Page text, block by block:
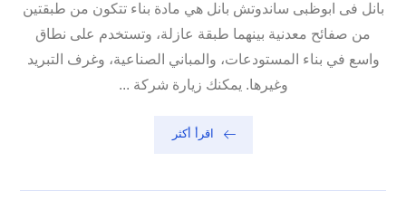
بانل فى ابوظبى ساندوتش بانل هي مادة بناء تتكون من طبقتين
من صفائح معدنية بينهما طبقة عازلة، وتستخدم على نطاق
واسع في بناء المستودعات، والمباني الصناعية، وغرف التبريد
وغيرها. يمكنك زيارة شركة ...
اقرأ أكثر